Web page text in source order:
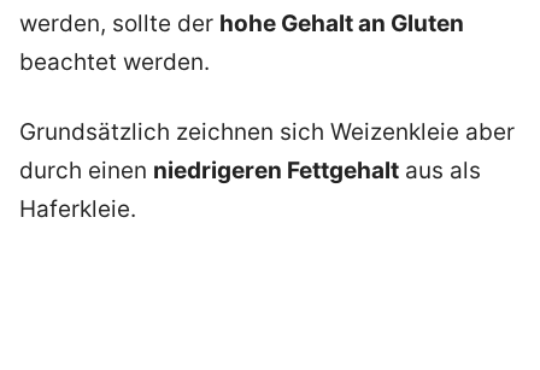
werden, sollte der hohe Gehalt an Gluten
beachtet werden.
Grundsätzlich zeichnen sich Weizenkleie aber
durch einen niedrigeren Fettgehalt aus als
Haferkleie.